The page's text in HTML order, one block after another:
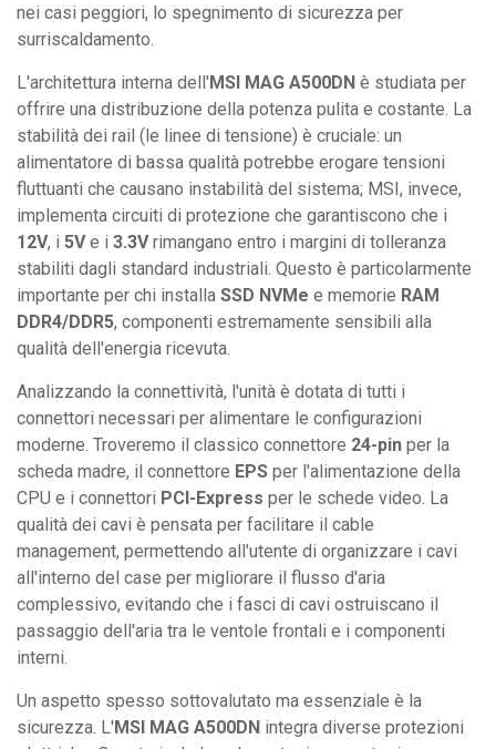
nei casi peggiori, lo spegnimento di sicurezza per
surriscaldamento.
L'architettura interna dell'MSI MAG A500DN è studiata per
offrire una distribuzione della potenza pulita e costante. La
stabilità dei rail (le linee di tensione) è cruciale: un
alimentatore di bassa qualità potrebbe erogare tensioni
fluttuanti che causano instabilità del sistema; MSI, invece,
implementa circuiti di protezione che garantiscono che i
12V, i 5Ve i 3.3Vrimangano entro i margini di tolleranza
stabiliti dagli standard industriali. Questo è particolarmente
importante per chi installa SSD NVMe e memorie RAM
DDR4/DDR5, componenti estremamente sensibili alla
qualità dell'energia ricevuta.
Analizzando la connettività, l'unità è dotata di tutti i
connettori necessari per alimentare le configurazioni
moderne. Troveremo il classico connettore 24-pin per la
scheda madre, il connettore EPS per l'alimentazione della
CPU e i connettori PCI-Express per le schede video. La
qualità dei cavi è pensata per facilitare il cable
management, permettendo all'utente di organizzare i cavi
all'interno del case per migliorare il flusso d'aria
complessivo, evitando che i fasci di cavi ostruiscano il
passaggio dell'aria tra le ventole frontali e i componenti
interni.
Un aspetto spesso sottovalutato ma essenziale è la
sicurezza. L'MSI MAG A500DN integra diverse protezioni